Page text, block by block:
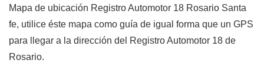
Mapa de ubicación Registro Automotor 18 Rosario Santa
fe, utilice éste mapa como guía de igual forma que un GPS
para llegar a la dirección del Registro Automotor 18 de
Rosario.